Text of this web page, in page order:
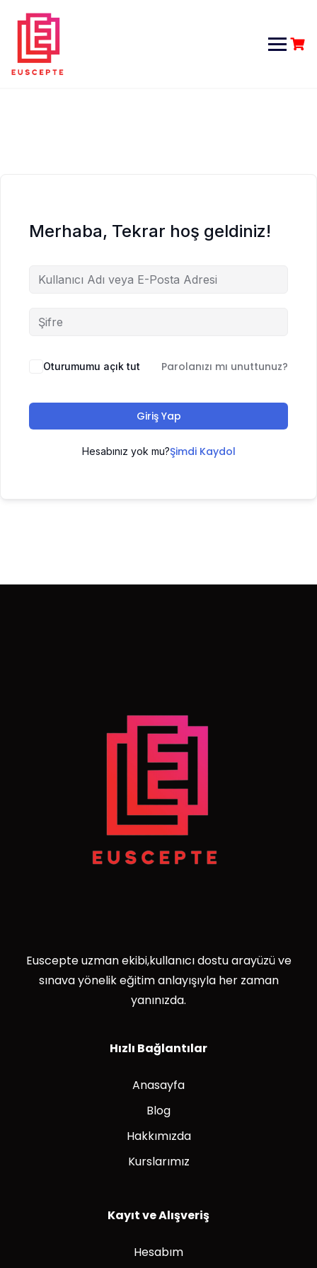
content
Merhaba, Tekrar hoş geldiniz!
Oturumumu açık tut Parolanızı mı unuttunuz?
Giriş Yap
Hesabınız yok mu?Şimdi Kaydol
Euscepte uzman ekibi,kullanıcı dostu arayüzü ve
sınava yönelik eğitim anlayışıyla her zaman
yanınızda.
Hızlı Bağlantılar
Anasayfa
Blog
Hakkımızda
Kurslarımız
Kayıt ve Alışveriş
Hesabım